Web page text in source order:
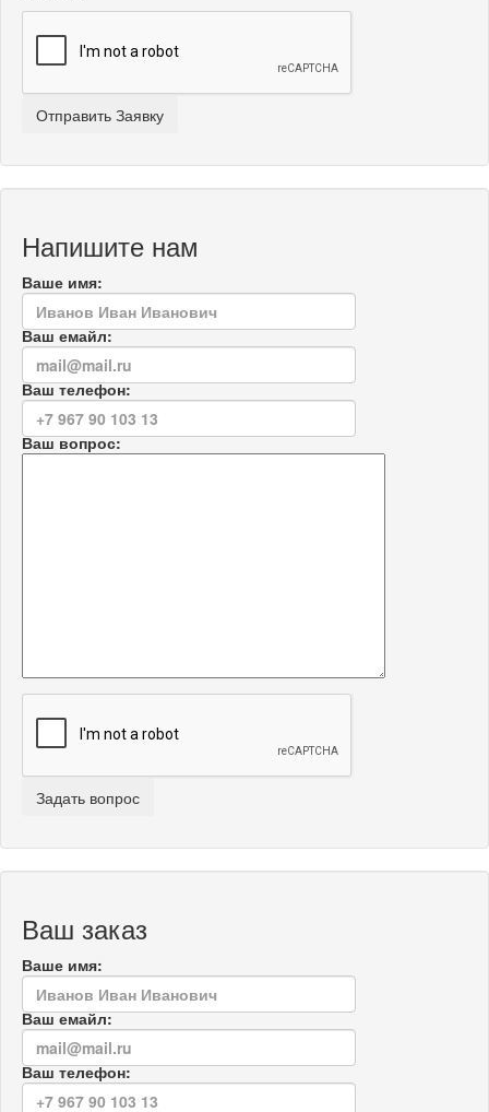
Напишите нам
Ваше имя:
Ваш емайл:
Ваш телефон:
Ваш вопрос:
Ваш заказ
Ваше имя:
Ваш емайл:
Ваш телефон: